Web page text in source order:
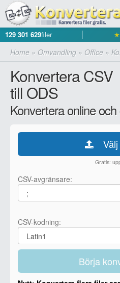
129 301 629filer ★
Home » Omvandling » Office »
Konvertera CSV
till ODS
Konvertera online
Gratis:
CSV-avgränsare:
CSV-kodning:
Börja